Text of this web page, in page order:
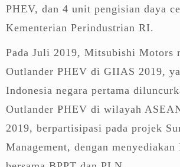
PHEV, dan 4 unit pengisian daya
Kementerian Perindustrian RI.
Pada Juli 2019, Mitsubishi Motors
Outlander PHEV di GIIAS 2019,
Indonesia negara pertama
Outlander PHEV di wilayah
2019, berpartisipasi pada projek
Management, dengan